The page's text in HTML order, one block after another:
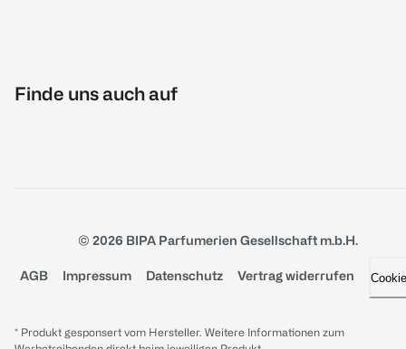
Finde uns auch auf
© 2026 BIPA Parfumerien Gesellschaft m.b.H.
AGB Impressum Datenschutz Vertrag widerrufen
* Produkt gesponsert vom Hersteller. Weitere Informationen zum